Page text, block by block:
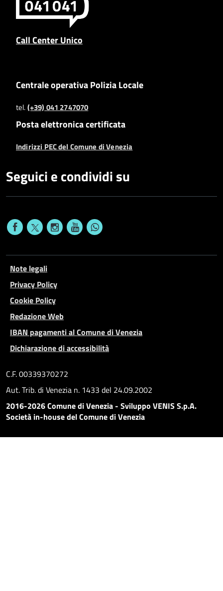
Call Center Unico
Centrale operativa Polizia Locale
tel.(+39) 041 2747070
Posta elettronica certificata
Indirizzi PEC del Comune di Venezia
Seguici e condividi su
Note legali
Privacy Policy
Cookie Policy
Redazione Web
IBAN pagamenti al Comune di Venezia
Dichiarazione di accessibilità
C.F. 00339370272
Aut. Trib. di Venezia n. 1433 del 24.09.2002
2016-2026 Comune di Venezia - Sviluppo VENIS S.p.A.
Società in-house del Comune di Venezia